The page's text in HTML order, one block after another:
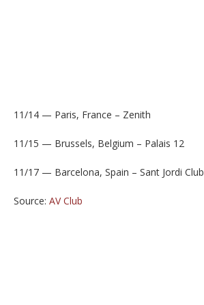
11/14 — Paris, France – Zenith
11/15 — Brussels, Belgium – Palais 12
11/17 — Barcelona, Spain – Sant Jordi Club
Source: AV Club